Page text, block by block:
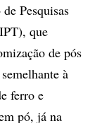
Pesquisas
que
de pós
à
ferro e
pó, já na